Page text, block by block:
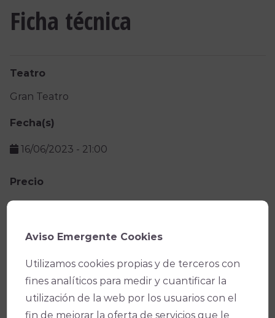
Ficha técnica
Teatro
Gran Teatro
Fecha(s)
16/06/2023 - 21:00
Precio
De 8€ a 14€
Facebook
X WhatsApp
Email
Copy
Link
Aviso Emergente Cookies
Utilizamos cookies propias y de terceros con
fines analíticos para medir y cuantificar la
utilización de la web por los usuarios con el
fin de mejorar la oferta de servicios que le